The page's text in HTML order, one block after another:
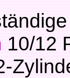
10/12